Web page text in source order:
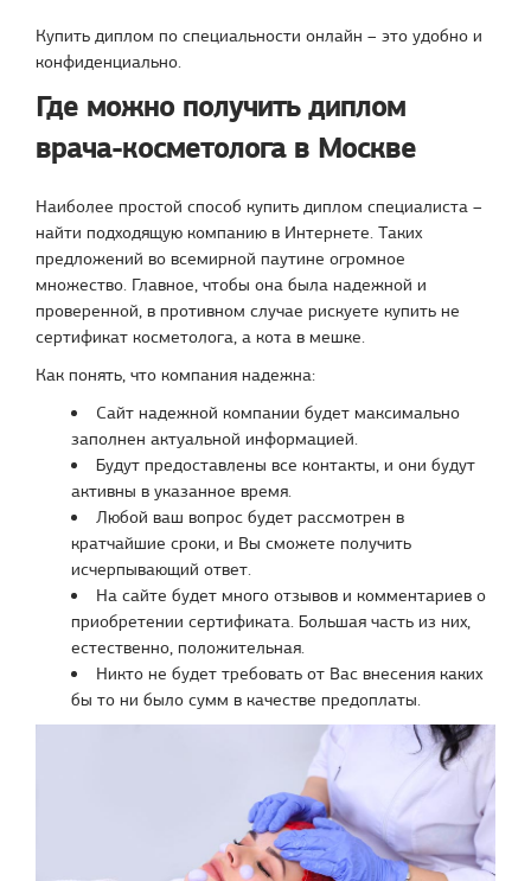
Купить диплом по специальности онлайн – это удобно и
конфиденциально.
Где можно получить диплом
врача-косметолога в Москве
Наиболее простой способ купить диплом специалиста –
найти подходящую компанию в Интернете. Таких
предложений во всемирной паутине огромное
множество. Главное, чтобы она была надежной и
проверенной, в противном случае рискуете купить не
сертификат косметолога, а кота в мешке.
Как понять, что компания надежна:
Сайт надежной компании будет максимально
заполнен актуальной информацией.
Будут предоставлены все контакты, и они будут
активны в указанное время.
Любой ваш вопрос будет рассмотрен в
кратчайшие сроки, и Вы сможете получить
исчерпывающий ответ.
На сайте будет много отзывов и комментариев о
приобретении сертификата. Большая часть из них,
естественно, положительная.
Никто не будет требовать от Вас внесения каких
бы то ни было сумм в качестве предоплаты.